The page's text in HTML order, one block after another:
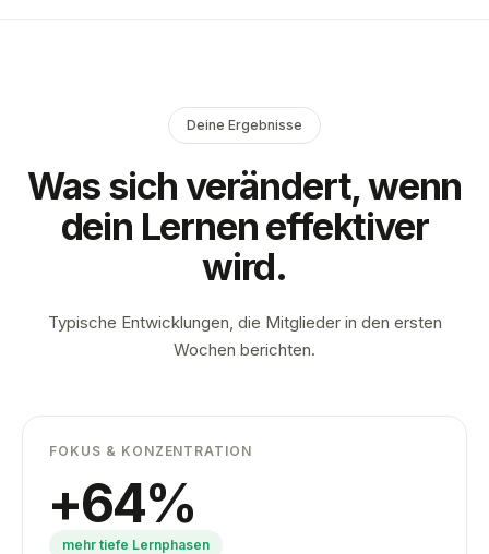
Deine Ergebnisse
Was sich verändert, wenn
dein Lernen effektiver
wird.
Typische Entwicklungen, die Mitglieder in den ersten
Wochen berichten.
FOKUS & KONZENTRATION
+64%
mehr tiefe Lernphasen